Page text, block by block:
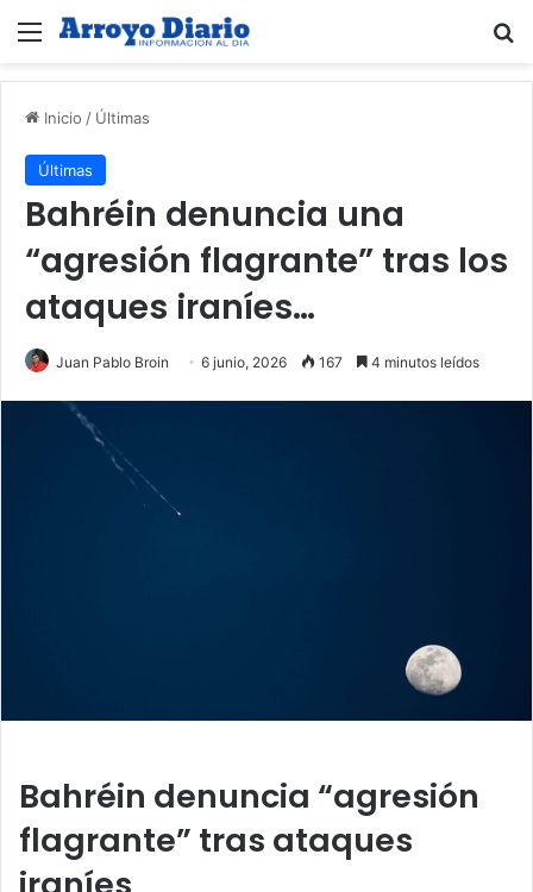
Menú
Inicio / Últimas
Últimas
Bahréin denuncia una
“agresión flagrante” tras los
ataques iraníes…
Juan Pablo Broin 6 junio, 2026 167 4 minutos leídos
Bahréin denuncia “agresión
flagrante” tras ataques